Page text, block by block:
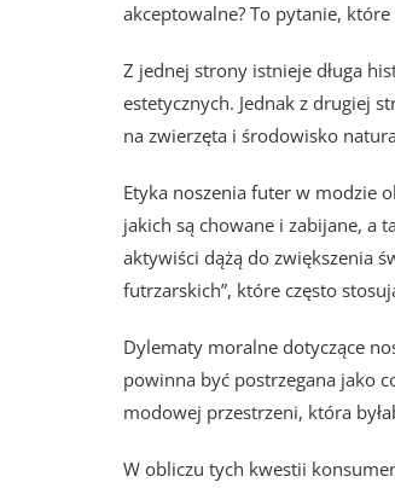
akceptowalne? To pytanie,
Z jednej strony istnieje długa
estetycznych. Jednak z drugiej
na zwierzęta i środowisko
Etyka noszenia futer w modzie
jakich są chowane i zabijane, a
aktywiści dążą do zwiększenia
futrzarskich”, które często
Dylematy moralne dotyczące
powinna być postrzegana jako
modowej przestrzeni, która
W obliczu tych kwestii